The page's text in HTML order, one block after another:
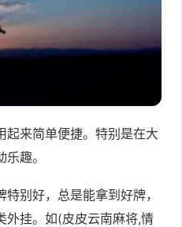
起来简单便捷。特别是在大
趣。
别好，总是能拿到好牌，
外挂。如(皮皮云南麻将,情